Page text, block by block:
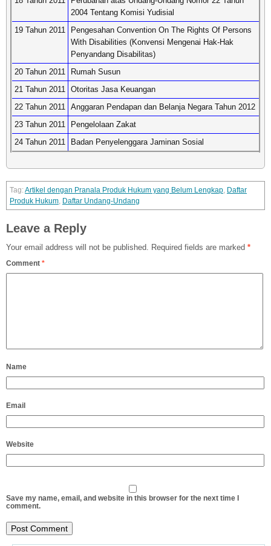
2004 Tentang Komisi Yudisial
19 Tahun 2011
Pengesahan Convention On The Rights Of Persons
With Disabilities (Konvensi Mengenai Hak-Hak
Penyandang Disabilitas)
20 Tahun 2011
Rumah Susun
21 Tahun 2011 Otoritas Jasa Keuangan
22 Tahun 2011 Anggaran Pendapan dan Belanja Negara Tahun 2012
23 Tahun 2011
Pengelolaan Zakat
24 Tahun 2011
Badan Penyelenggara Jaminan Sosial
Artikel dengan Pranala Produk Hukum yang Belum Lengkap, Daftar
Produk Hukum, Daftar Undang-Undang
Leave a Reply
Your email address will not be published. Required fields are marked *
Comment *
Name
Email
Website
Save my name, email, and website in this browser for the next time I
comment.